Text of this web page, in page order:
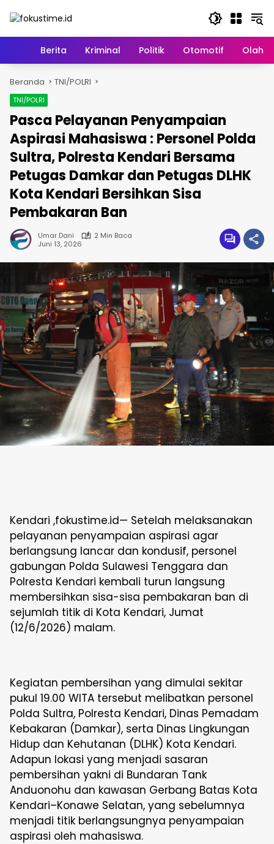
HomeBerita Kriminal Politik Otomotif
Beranda TNI/POLRI
TNI/POLRI
Pasca Pelayanan Penyampaian
Aspirasi Mahasiswa : Personel Polda
Sultra, Polresta Kendari Bersama
Petugas Damkar dan Petugas DLHK
Kota Kendari Bersihkan Sisa
Pembakaran Ban
Umar Dani
2 Min Baca
Juni 13, 2026
Kendari ,fokustime.id— Setelah melaksanakan
pelayanan penyampaian aspirasi agar
berlangsung lancar dan kondusif, personel
gabungan Polda Sulawesi Tenggara dan
Polresta Kendari kembali turun langsung
membersihkan sisa-sisa pembakaran ban di
sejumlah titik di Kota Kendari, Jumat
(12/6/2026) malam.
Kegiatan pembersihan yang dimulai sekitar
pukul 19.00 WITA tersebut melibatkan personel
Polda Sultra, Polresta Kendari, Dinas Pemadam
Kebakaran (Damkar), serta Dinas Lingkungan
Hidup dan Kehutanan (DLHK) Kota Kendari.
Adapun lokasi yang menjadi sasaran
pembersihan yakni di Bundaran Tank
Anduonohu dan kawasan Gerbang Batas Kota
Kendari–Konawe Selatan, yang sebelumnya
menjadi titik berlangsungnya penyampaian
aspirasi oleh mahasiswa.